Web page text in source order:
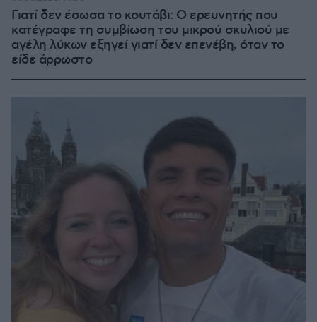
Γιατί δεν έσωσα το κουτάβι: Ο ερευνητής που
κατέγραφε τη συμβίωση του μικρού σκυλιού με
αγέλη λύκων εξηγεί γιατί δεν επενέβη, όταν το
είδε άρρωστο